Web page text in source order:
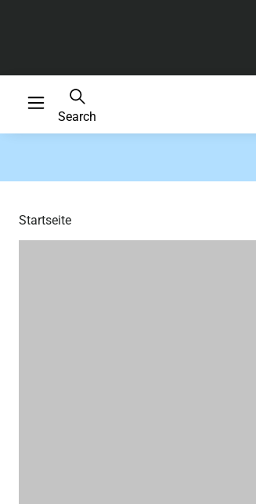
Search
Startseite